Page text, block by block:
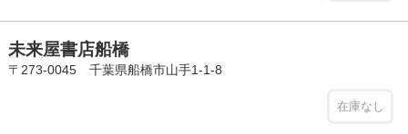
未来屋書店船橋
〒273-0045 千葉県船橋市山手1-1-8
在庫なし